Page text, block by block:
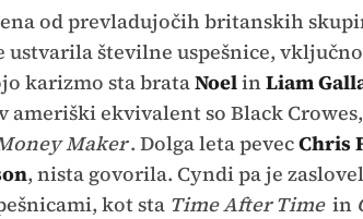
od prevladujočih britanskih
ustvarila številne uspešnice,
karizmo sta brataNoelinLiam
ameriški ekvivalent so Black
Maker. Dolga leta pevecChris
, nista govorila. Cyndi pa je
kot sta Time After Time in